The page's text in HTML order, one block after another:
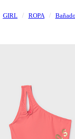
GIRL ROPA